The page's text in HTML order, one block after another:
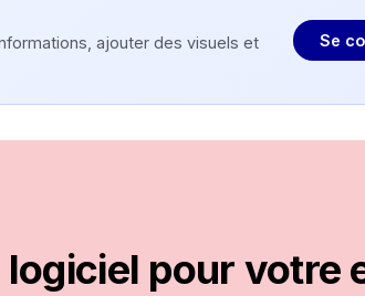
ajouter des visuels et
Se
logiciel pour votre